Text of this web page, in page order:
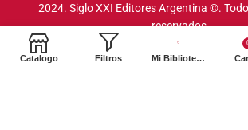
2024. Siglo XXI Editores Argentina ©️.
reservados
Catalogo Filtros Mi Biblioteca